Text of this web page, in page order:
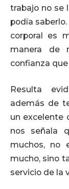
trabajo no se
podía
corporal es
manera de
confianza
Resulta
además de
un excelente
nos señala
muchos, no
mucho, sino
servicio de la